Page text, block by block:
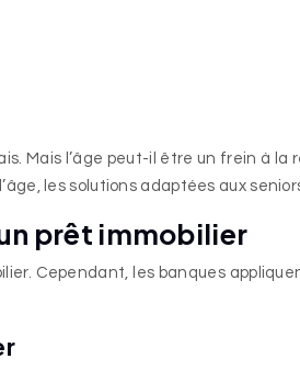
Mais l’âge peut-il être un frein à
les solutions adaptées aux
prêt immobilier
Cependant, les banques